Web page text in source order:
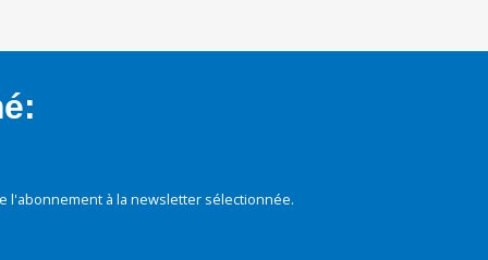
à la newsletter sélectionnée.